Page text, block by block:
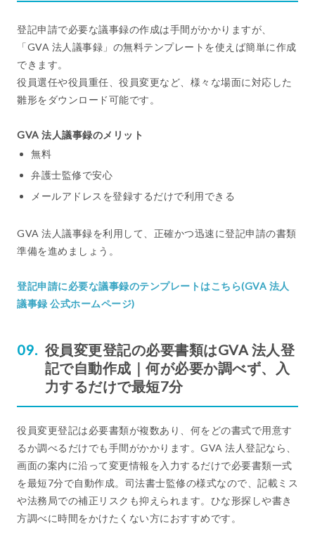
登記申請で必要な議事録の作成は手間がかかりますが、
「GVA 法人議事録」の無料テンプレートを使えば簡単に作成
できます。
役員選任や役員重任、役員変更など、様々な場面に対応した
雛形をダウンロード可能です。
GVA 法人議事録のメリット
無料
弁護士監修で安心
メールアドレスを登録するだけで利用できる
GVA 法人議事録を利用して、正確かつ迅速に登記申請の書類
準備を進めましょう。
登記申請に必要な議事録のテンプレートはこちら(GVA 法人
議事録 公式ホームページ)
役員変更登記の必要書類はGVA 法人登
記で自動作成｜何が必要か調べず、入
力するだけで最短7分
役員変更登記は必要書類が複数あり、何をどの書式で用意す
るか調べるだけでも手間がかかります。GVA 法人登記なら、
画面の案内に沿って変更情報を入力するだけで必要書類一式
を最短7分で自動作成。司法書士監修の様式なので、記載ミス
や法務局での補正リスクも抑えられます。ひな形探しや書き
方調べに時間をかけたくない方におすすめです。